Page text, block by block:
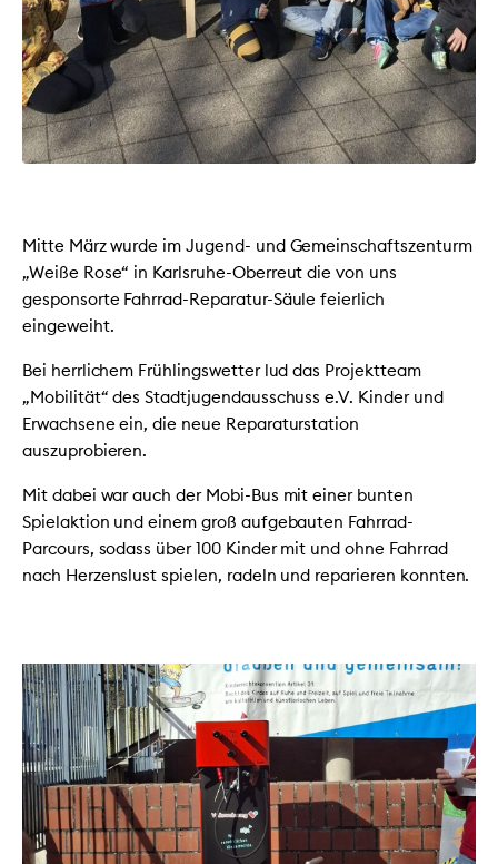
Mitte März wurde im Jugend- und Gemeinschaftszenturm
„Weiße Rose“ in Karlsruhe-Oberreut die von uns
gesponsorte Fahrrad-Reparatur-Säule feierlich
eingeweiht.
Bei herrlichem Frühlingswetter lud das Projektteam
„Mobilität“ des Stadtjugendausschuss e.V. Kinder und
Erwachsene ein, die neue Reparaturstation
auszuprobieren.
Mit dabei war auch der Mobi-Bus mit einer bunten
Spielaktion und einem groß aufgebauten Fahrrad-
Parcours, sodass über 100 Kinder mit und ohne Fahrrad
nach Herzenslust spielen, radeln und reparieren konnten.